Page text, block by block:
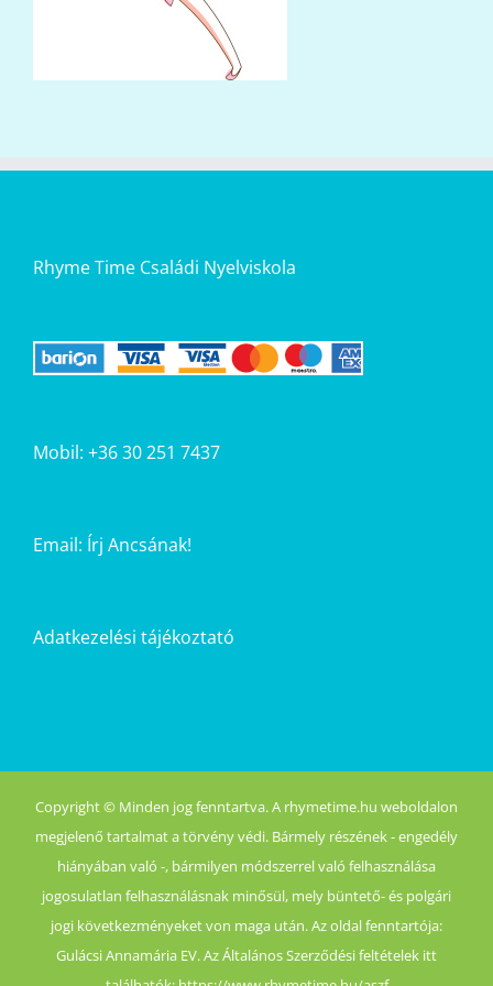
Rhyme Time Családi Nyelviskola
Mobil: +36 30 251 7437
Email: Írj Ancsának!
Adatkezelési tájékoztató
Copyright © Minden jog fenntartva. A rhymetime.hu weboldalon
megjelenő tartalmat a törvény védi. Bármely részének - engedély
hiányában való -, bármilyen módszerrel való felhasználása
jogosulatlan felhasználásnak minősül, mely büntető- és polgári
jogi következményeket von maga után. Az oldal fenntartója:
Gulácsi Annamária EV. Az Általános Szerződési feltételek itt